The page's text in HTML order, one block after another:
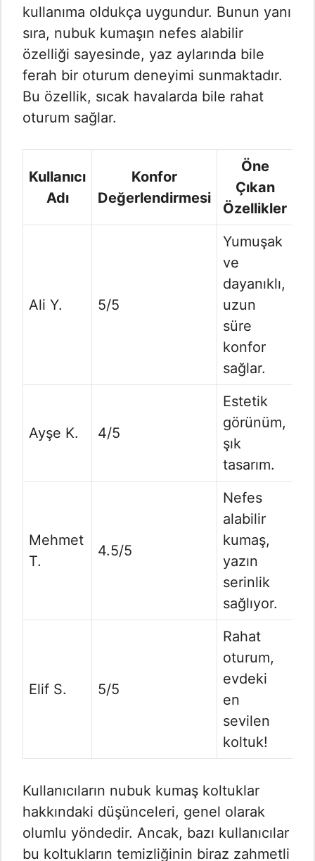
kullanıma oldukça uygundur. Bunun yanı
sıra, nubuk kumaşın nefes alabilir
özelliği sayesinde, yaz aylarında bile
ferah bir oturum deneyimi sunmaktadır.
Bu özellik, sıcak havalarda bile rahat
oturum sağlar.
Kullanıcı
Adı
Konfor
Değerlendirmesi
Öne
Çıkan
Özellikler
Ali Y. 5/5
Yumuşak
ve
dayanıklı,
uzun
süre
konfor
sağlar.
Ayşe K. 4/5
Estetik
görünüm,
şık
tasarım.
Mehmet
T.
4.5/5
Nefes
alabilir
kumaş,
yazın
serinlik
sağlıyor.
Elif S. 5/5
Rahat
oturum,
evdeki
en
sevilen
koltuk!
Kullanıcıların nubuk kumaş koltuklar
hakkındaki düşünceleri, genel olarak
olumlu yöndedir. Ancak, bazı kullanıcılar
bu koltukların temizliğinin biraz zahmetli